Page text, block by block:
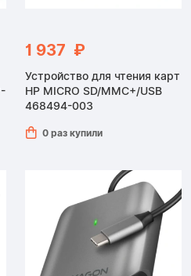
1 937 ₽
Устройство для чтения карт
HP MICRO SD/MMC+/USB
468494-003
0 раз купили